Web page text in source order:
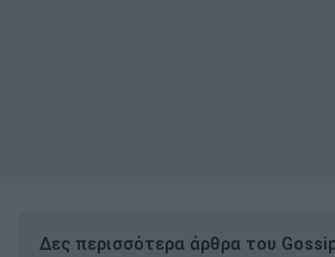
Δες περισσότερα άρθρα του